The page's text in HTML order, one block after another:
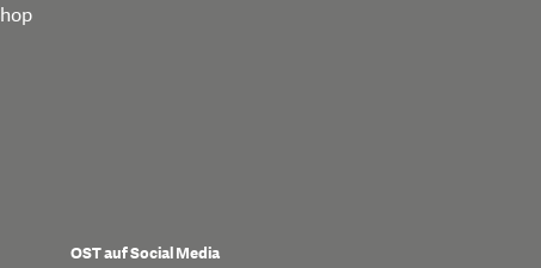
OST auf Social Media